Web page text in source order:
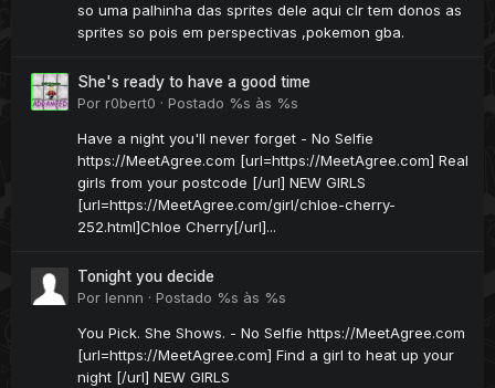
so uma palhinha das sprites dele aqui clr tem donos as
sprites so pois em perspectivas ,pokemon gba.
She's ready to have a good time
Por r0bert0 · Postado %s às %s
Have a night you'll never forget - No Selfie
https://MeetAgree.com [url=https://MeetAgree.com] Real
girls from your postcode [/url] NEW GIRLS
[url=https://MeetAgree.com/girl/chloe-cherry-
252.html]Chloe Cherry[/url]...
Tonight you decide
Por lennn · Postado %s às %s
You Pick. She Shows. - No Selfie https://MeetAgree.com
[url=https://MeetAgree.com] Find a girl to heat up your
night [/url] NEW GIRLS